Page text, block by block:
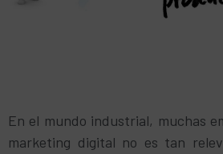
En el mundo industrial, muchas
marketing digital no es tan